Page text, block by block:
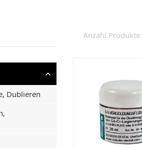
Anzahl Produkte:
Dublieren